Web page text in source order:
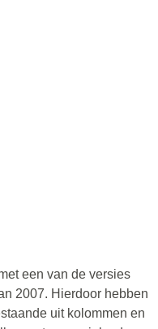
een van de versies
2007. Hierdoor hebben
uit kolommen en